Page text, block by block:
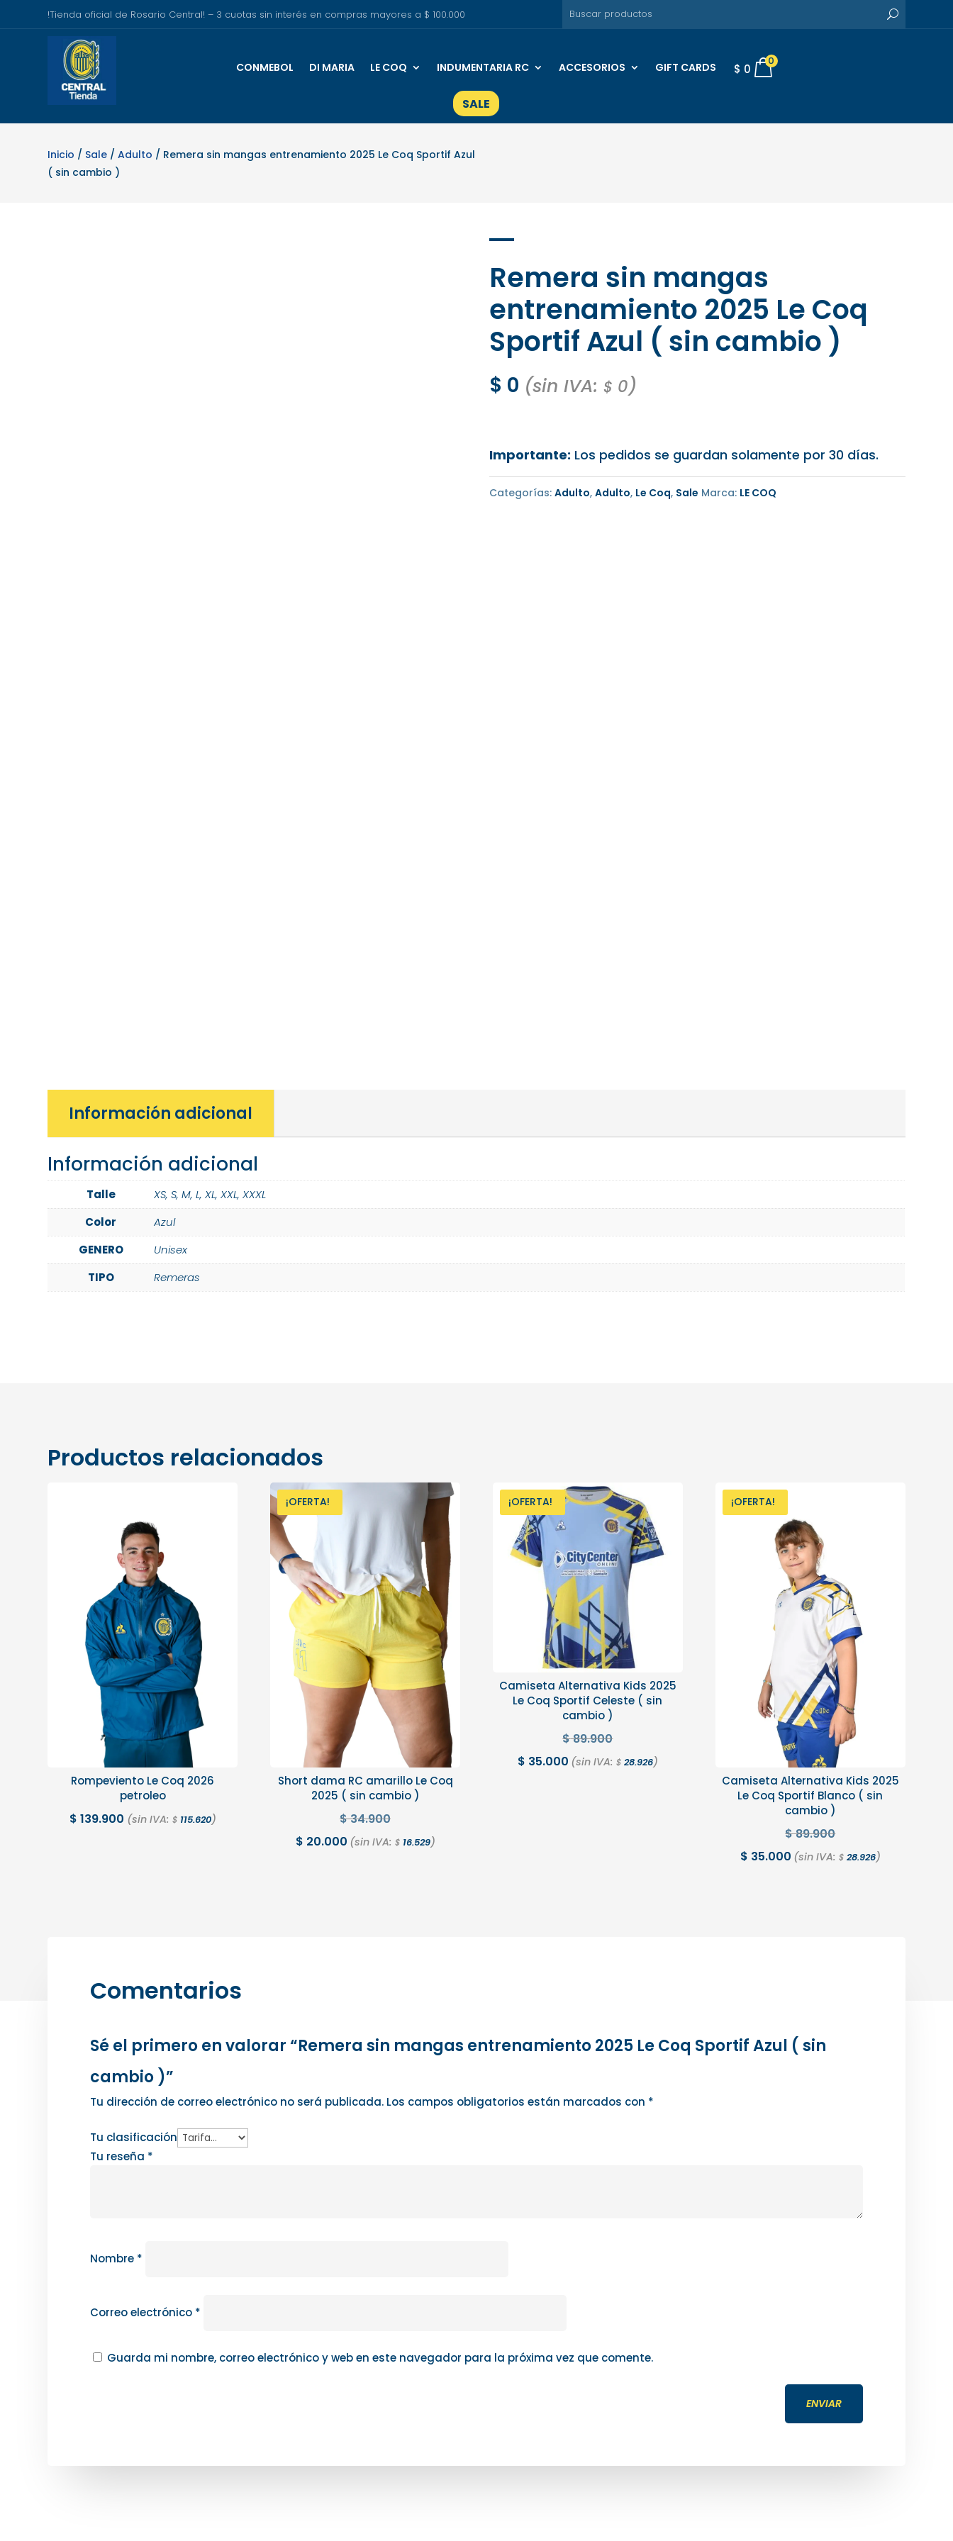
!Tienda oficial de Rosario Central! – 3 cuotas sin interés en compras mayores a $ 100.000
CONMEBOL DI MARIA LE COQ INDUMENTARIA RC ACCESORIOS GIFT CARDS
SALE
$ 0
0
Inicio / Sale /Adulto / Remera sin mangas entrenamiento 2025 Le Coq Sportif Azul
( sin cambio )
Remera sin mangas
entrenamiento 2025 Le Coq
Sportif Azul ( sin cambio )
$ 0 (sin IVA: $ 0)
Importante: Los pedidos se guardan solamente por 30 días.
Categorías:Adulto,Adulto, Le Coq, Sale Marca: LE COQ
Información adicional
Información adicional
Talle XS,S,M,L,XL,XXL,XXXL
Color
Azul
GENERO
Unisex
TIPO
Remeras
Productos relacionados
Rompeviento Le Coq 2026
petroleo
$ 139.900 (sin IVA: $ 115.620)
¡OFERTA!
Short dama RC amarillo Le Coq
2025 ( sin cambio )
$34.900
$ 20.000 (sin IVA: $ 16.529)
¡OFERTA!
Camiseta Alternativa Kids 2025
Le Coq Sportif Celeste ( sin
cambio )
$89.900
$ 35.000 (sin IVA: $ 28.926)
¡OFERTA!
Camiseta Alternativa Kids 2025
Le Coq Sportif Blanco ( sin
cambio )
$89.900
$ 35.000 (sin IVA: $ 28.926)
Comentarios
Sé el primero en valorar “Remera sin mangas entrenamiento 2025 Le Coq Sportif Azul ( sin
cambio )”
Tu dirección de correo electrónico no será publicada. Los campos obligatorios están marcados con *
Tu clasificación
Tu reseña *
Nombre *
Correo electrónico *
Guarda mi nombre, correo electrónico y web en este navegador para la próxima vez que comente.
ENVIAR